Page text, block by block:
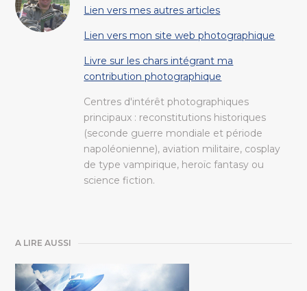
Lien vers mes autres articles
Lien vers mon site web photographique
Livre sur les chars intégrant ma
contribution photographique
Centres d'intérêt photographiques
principaux : reconstitutions historiques
(seconde guerre mondiale et période
napoléonienne), aviation militaire, cosplay
de type vampirique, heroïc fantasy ou
science fiction.
A LIRE AUSSI